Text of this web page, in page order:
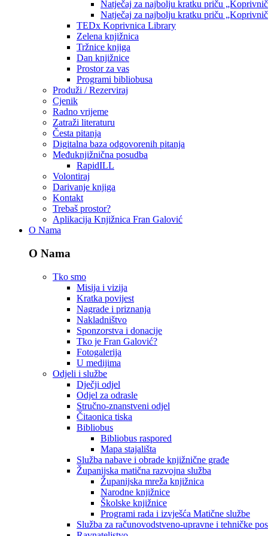
Natječaj za najbolju kratku priču
Natječaj za najbolju kratku priču
TEDx Koprivnica Library
Zelena knjižnica
Tržnice knjiga
Dan knjižnice
Prostor za vas
Programi bibliobusa
Produži / Rezerviraj
Cjenik
Radno vrijeme
Zatraži literaturu
Česta pitanja
Digitalna baza odgovorenih pitanja
Međuknjižnična posudba
RapidILL
Volontiraj
Darivanje knjiga
Kontakt
Trebaš prostor?
Aplikacija Knjižnica Fran Galović
O Nama
O Nama
Tko smo
Misija i vizija
Kratka povijest
Nagrade i priznanja
Nakladništvo
Sponzorstva i donacije
Tko je Fran Galović?
Fotogalerija
U medijima
Odjeli i službe
Dječji odjel
Odjel za odrasle
Stručno-znanstveni odjel
Čitaonica tiska
Bibliobus
Bibliobus raspored
Mapa stajališta
Služba nabave i obrade knjižnične građe
Županijska matična razvojna služba
Županijska mreža knjižnica
Narodne knjižnice
Školske knjižnice
Programi rada i izvješća Matične službe
Služba za računovodstveno-upravne i tehničke